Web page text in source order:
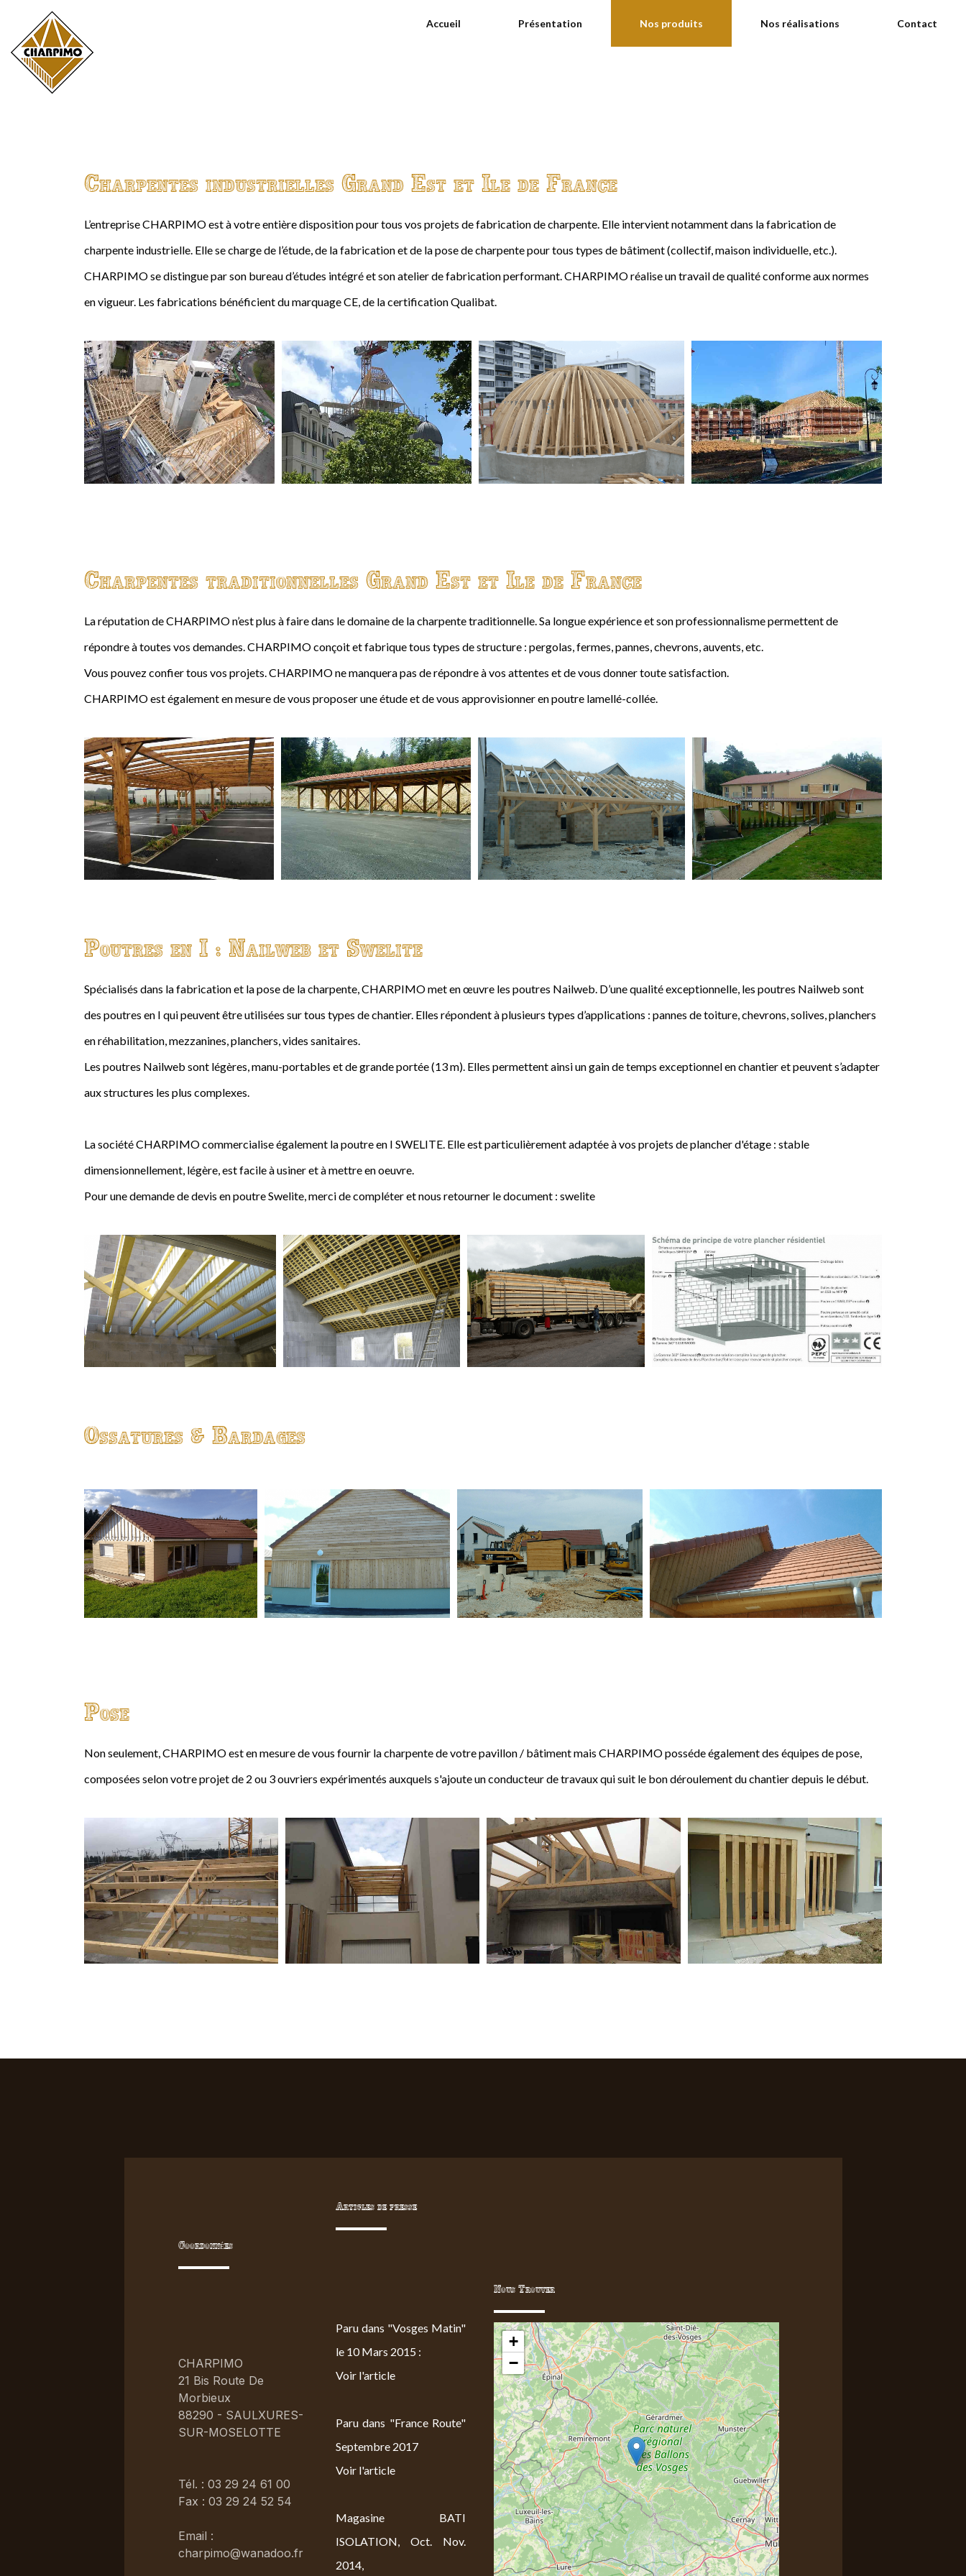
Accueil Présentation Nos produits Nos réalisations Contact
Charpentes industrielles Grand Est et Ile de France
L’entreprise CHARPIMO est à votre entière disposition pour tous vos projets de fabrication de charpente. Elle intervient notamment dans la fabrication de
charpente industrielle. Elle se charge de l’étude, de la fabrication et de la pose de charpente pour tous types de bâtiment (collectif, maison individuelle, etc.).
CHARPIMO se distingue par son bureau d’études intégré et son atelier de fabrication performant. CHARPIMO réalise un travail de qualité conforme aux normes
en vigueur. Les fabrications bénéficient du marquage CE, de la certification Qualibat.
Charpentes traditionnelles Grand Est et Ile de France
La réputation de CHARPIMO n’est plus à faire dans le domaine de la charpente traditionnelle. Sa longue expérience et son professionnalisme permettent de
répondre à toutes vos demandes. CHARPIMO conçoit et fabrique tous types de structure : pergolas, fermes, pannes, chevrons, auvents, etc.
Vous pouvez confier tous vos projets. CHARPIMO ne manquera pas de répondre à vos attentes et de vous donner toute satisfaction.
CHARPIMO est également en mesure de vous proposer une étude et de vous approvisionner en poutre lamellé-collée.
Poutres en I : Nailweb et Swelite
Spécialisés dans la fabrication et la pose de la charpente, CHARPIMO met en œuvre les poutres Nailweb. D’une qualité exceptionnelle, les poutres Nailweb sont
des poutres en I qui peuvent être utilisées sur tous types de chantier. Elles répondent à plusieurs types d’applications : pannes de toiture, chevrons, solives, planchers
en réhabilitation, mezzanines, planchers, vides sanitaires.
Les poutres Nailweb sont légères, manu-portables et de grande portée (13 m). Elles permettent ainsi un gain de temps exceptionnel en chantier et peuvent s’adapter
aux structures les plus complexes.
La société CHARPIMO commercialise également la poutre en I SWELITE. Elle est particulièrement adaptée à vos projets de plancher d'étage : stable
dimensionnellement, légère, est facile à usiner et à mettre en oeuvre.
Pour une demande de devis en poutre Swelite, merci de compléter et nous retourner le document : swelite
Ossatures & Bardages
Pose
Non seulement, CHARPIMO est en mesure de vous fournir la charpente de votre pavillon / bâtiment mais CHARPIMO posséde également des équipes de pose,
composées selon votre projet de 2 ou 3 ouvriers expérimentés auxquels s'ajoute un conducteur de travaux qui suit le bon déroulement du chantier depuis le début.
Coordonnées
CHARPIMO
21 Bis Route De
Morbieux
88290 - SAULXURES-
SUR-MOSELOTTE
Tél. : 03 29 24 61 00
Fax : 03 29 24 52 54
Email :
charpimo@wanadoo.fr
Articles de presse
Paru dans "Vosges Matin"
le 10 Mars 2015 :
Voir l'article
Paru dans "France Route"
Septembre 2017
Voir l'article
Magasine BATI
ISOLATION, Oct. Nov.
2014,
Nous Trouver
+
−